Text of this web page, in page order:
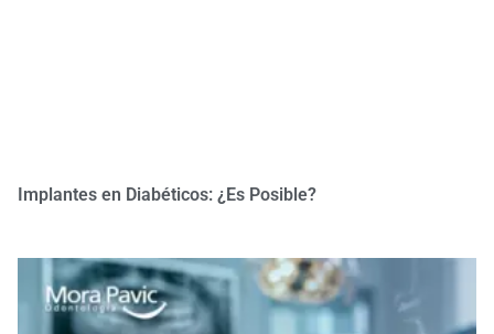
Implantes en Diabéticos: ¿Es Posible?